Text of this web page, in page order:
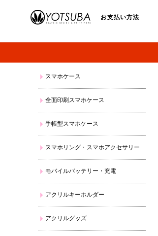
お支払い方法
スマホケース
全面印刷スマホケース
手帳型スマホケース
スマホリング・スマホアクセサリー
モバイルバッテリー・充電
アクリルキーホルダー
アクリルグッズ